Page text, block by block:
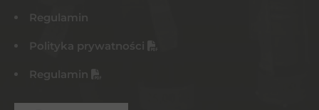
Regulamin
Polityka prywatności
Regulamin